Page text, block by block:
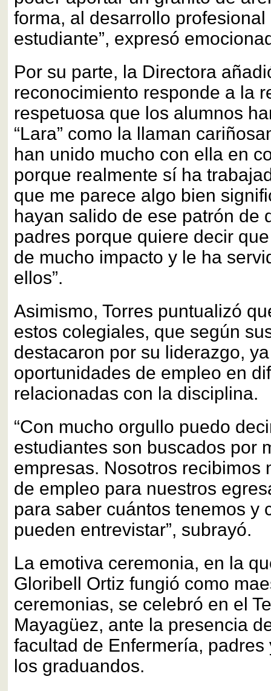
forma, al desarrollo profesional
estudiante”, expresó
Por su parte, la Directora
reconocimiento responde a la
respetuosa que los alumnos
“Lara” como la llaman
han unido mucho con ella en
porque realmente sí ha
que me parece algo bien
hayan salido de ese patrón de
padres porque quiere decir
de mucho impacto y le ha
ellos”.
Asimismo, Torres puntualizó
estos colegiales, que según
destacaron por su liderazgo,
oportunidades de empleo en
relacionadas con la disciplina.
“Con mucho orgullo puedo
estudiantes son buscados por
empresas. Nosotros recibimos
de empleo para nuestros
para saber cuántos tenemos y
pueden entrevistar”, subrayó.
La emotiva ceremonia, en la
Gloribell Ortiz fungió como
ceremonias, se celebró en el
Mayagüez, ante la presencia
facultad de Enfermería, padres
los graduandos.